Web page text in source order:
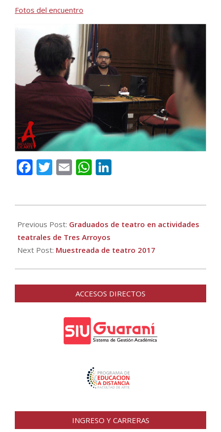
Fotos del encuentro
Facebook
Twitter
EmailWhatsApp
11-
29
Previous Post: Graduados de teatro en actividades
teatrales de Tres Arroyos
Next Post: Muestreada de teatro 2017
ACCESOS DIRECTOS
INGRESO Y CARRERAS